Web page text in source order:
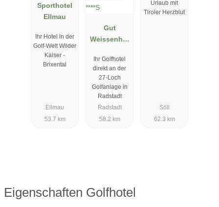
Sporthotel
Ellmau
Ihr Hotel in der
Golf-Welt Wilder
Kaiser -
Brixental
Ellmau
53.7 km
Gut
Weissenhof
Ihr Golfhotel
direkt an der
27-Loch
Golfanlage in
Radstadt
Radstadt
58.2 km
Urlaub mit
Tiroler Herzblut
Söll
62.3 km
Eigenschaften Golfhotel